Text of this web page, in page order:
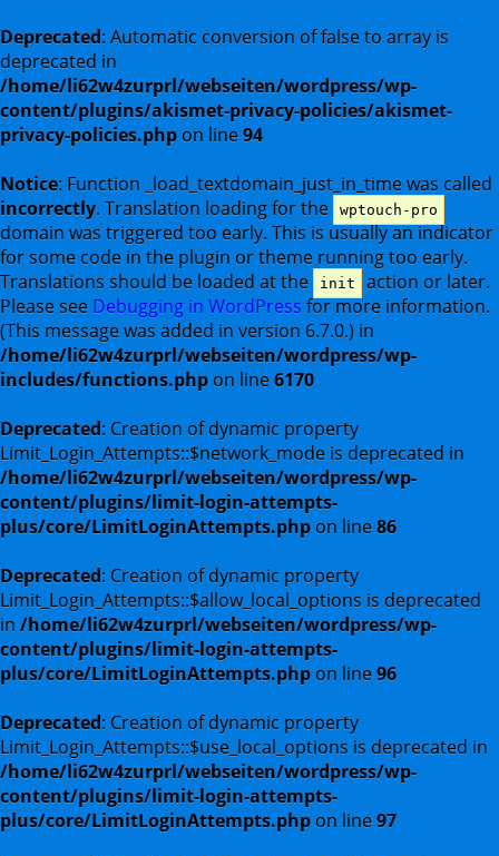
Deprecated: Automatic conversion of false to array is
deprecated in
/home/li62w4zurprl/webseiten/wordpress/wp-
content/plugins/akismet-privacy-policies/akismet-
privacy-policies.php on line94
Notice: Function _load_textdomain_just_in_time was called
incorrectly. Translation loading for the wptouch-pro
domain was triggered too early. This is usually an indicator
for some code in the plugin or theme running too early.
Translations should be loaded at the
init
action or later.
Please see Debugging in WordPress for more information.
(This message was added in version 6.7.0.) in
/home/li62w4zurprl/webseiten/wordpress/wp-
includes/functions.php on line6170
Deprecated: Creation of dynamic property
Limit_Login_Attempts::$network_mode is deprecated in
/home/li62w4zurprl/webseiten/wordpress/wp-
content/plugins/limit-login-attempts-
plus/core/LimitLoginAttempts.php on line86
Deprecated: Creation of dynamic property
Limit_Login_Attempts::$allow_local_options is deprecated
in /home/li62w4zurprl/webseiten/wordpress/wp-
content/plugins/limit-login-attempts-
plus/core/LimitLoginAttempts.php on line96
Deprecated: Creation of dynamic property
Limit_Login_Attempts::$use_local_options is deprecated in
/home/li62w4zurprl/webseiten/wordpress/wp-
content/plugins/limit-login-attempts-
plus/core/LimitLoginAttempts.php on line97